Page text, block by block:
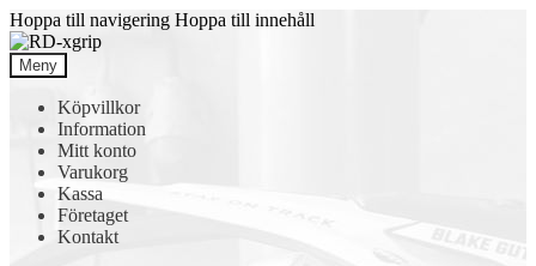
Hoppa till navigering Hoppa till innehåll
Meny
Köpvillkor
Information
Mitt konto
Varukorg
Kassa
Företaget
Kontakt